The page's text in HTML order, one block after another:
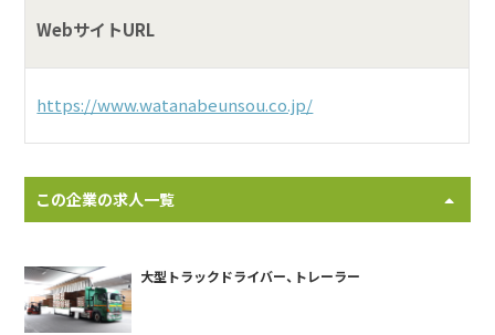
WebサイトURL
https://www.watanabeunsou.co.jp/
この企業の求人一覧
大型トラックドライバー、トレーラー